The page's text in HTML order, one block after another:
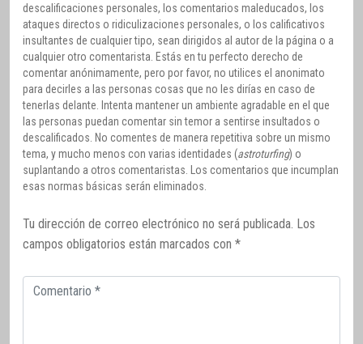
descalificaciones personales, los comentarios maleducados, los
ataques directos o ridiculizaciones personales, o los calificativos
insultantes de cualquier tipo, sean dirigidos al autor de la página o a
cualquier otro comentarista. Estás en tu perfecto derecho de
comentar anónimamente, pero por favor, no utilices el anonimato
para decirles a las personas cosas que no les dirías en caso de
tenerlas delante. Intenta mantener un ambiente agradable en el que
las personas puedan comentar sin temor a sentirse insultados o
descalificados. No comentes de manera repetitiva sobre un mismo
tema, y mucho menos con varias identidades (astroturfing) o
suplantando a otros comentaristas. Los comentarios que incumplan
esas normas básicas serán eliminados.
Tu dirección de correo electrónico no será publicada. Los
campos obligatorios están marcados con *
Comentario